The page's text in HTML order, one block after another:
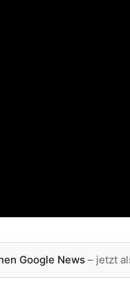
Google News– jetzt